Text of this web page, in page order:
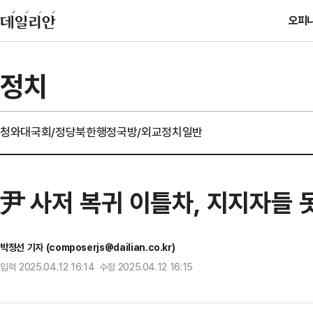
오피
정치
청와대국회/정당북한행정국방/외교정치일반
尹 사저 복귀 이틀차, 지지자들
박정선 기자 (composerjs@dailian.co.kr)
입력 2025.04.12 16:14 수정 2025.04.12 16:15